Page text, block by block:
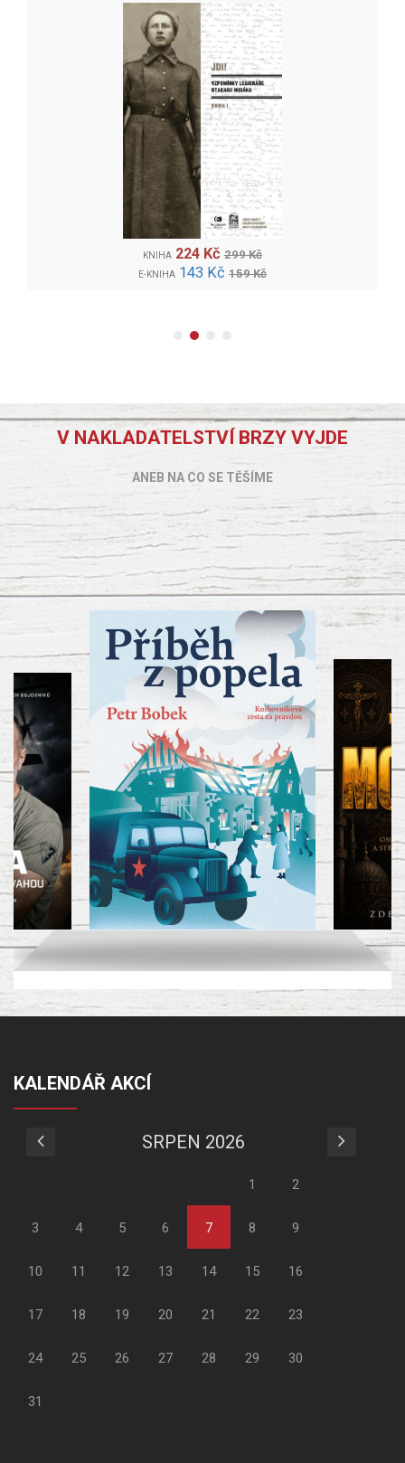
KNIHA 224 Kč 299 Kč
E-KNIHA 143 Kč 159 Kč
V NAKLADATELSTVÍ BRZY VYJDE
ANEB NA CO SE TĚŠÍME
KALENDÁŘ AKCÍ
SRPEN 2026
1 2
3 4 5 6 7 8 9
10 11 12 13 14 15 16
17 18 19 20 21 22 23
24 25 26 27 28 29 30
31